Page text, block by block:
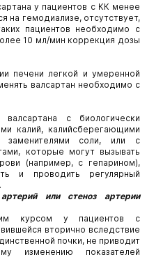
у пациентов с КК менее
на гемодиализе, отсутствует,
пациентов необходимо с
10 мл/мин коррекция дозы
печени легкой и умеренной
валсартан необходимо с
с биологически
калий, калийсберегающими
заменителями соли, или с
которые могут вызывать
(например, с гепарином),
и проводить регулярный
или стеноз артерии
курсом у пациентов с
вторично вследствие
почки, не приводит
изменению показателей